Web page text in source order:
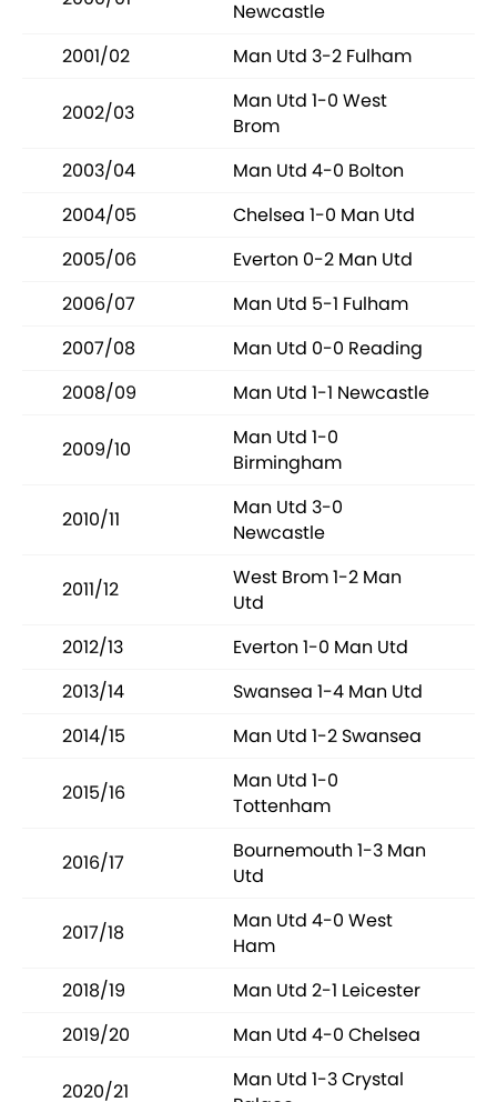
Newcastle
2001/02
Man Utd 3-2 Fulham
2002/03
Man Utd 1-0 West
Brom
2003/04
Man Utd 4-0 Bolton
2004/05
Chelsea 1-0 Man Utd
2005/06
Everton 0-2 Man Utd
2006/07
Man Utd 5-1 Fulham
2007/08
Man Utd 0-0 Reading
2008/09
Man Utd 1-1 Newcastle
2009/10
Man Utd 1-0
Birmingham
2010/11
Man Utd 3-0
Newcastle
2011/12
West Brom 1-2 Man
Utd
2012/13
Everton 1-0 Man Utd
2013/14
Swansea 1-4 Man Utd
2014/15
Man Utd 1-2 Swansea
2015/16
Man Utd 1-0
Tottenham
2016/17
Bournemouth 1-3 Man
Utd
2017/18
Man Utd 4-0 West
Ham
2018/19
Man Utd 2-1 Leicester
2019/20
Man Utd 4-0 Chelsea
2020/21
Man Utd 1-3 Crystal